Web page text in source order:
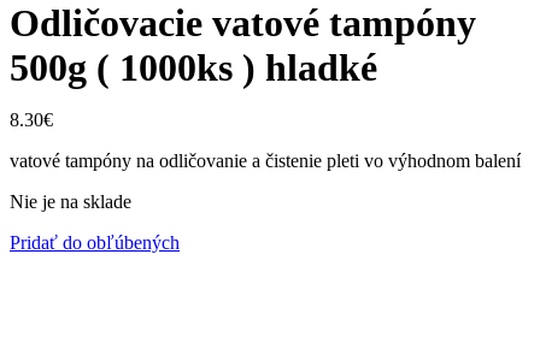
Odličovacie vatové tampóny
500g ( 1000ks ) hladké
8.30€
vatové tampóny na odličovanie a čistenie pleti vo výhodnom balení
Nie je na sklade
Pridať do obľúbených